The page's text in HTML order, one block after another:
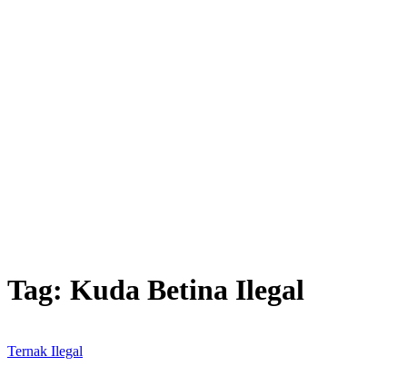
Tag: Kuda Betina Ilegal
Ternak Ilegal